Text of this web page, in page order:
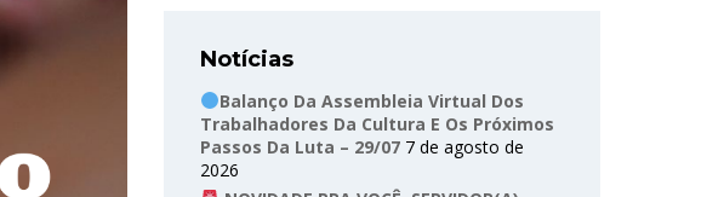
Notícias
Balanço Da Assembleia Virtual Dos
Trabalhadores Da Cultura E Os Próximos
Passos Da Luta – 29/07 7 de agosto de
2026